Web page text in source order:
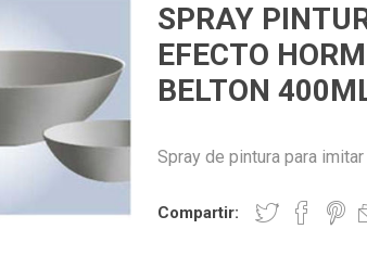
SPRAY
EFECTO
BELTON
Spray de pintura para
Compartir: